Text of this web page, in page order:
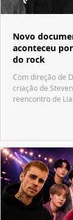
Novo
aconteceu
do rock
Com direção de
criação de
reencontro de